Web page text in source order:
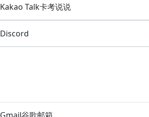
Kakao Talk卡考说说
Discord
Gmail谷歌邮箱